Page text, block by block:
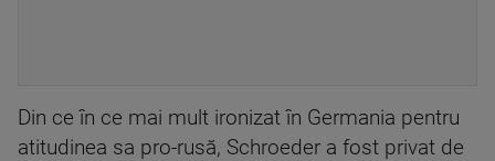
Din ce în ce mai mult ironizat în Germania pentru
atitudinea sa pro-rusă, Schroeder a fost privat de